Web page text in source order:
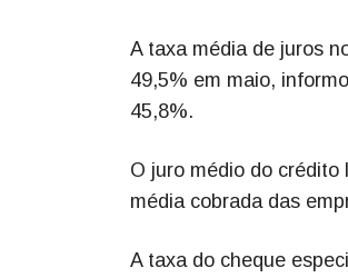
A taxa média de juros
49,5% em maio,
45,8%.
O juro médio do
média cobrada das
A taxa do cheque